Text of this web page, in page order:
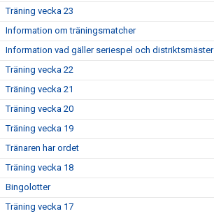
Träning vecka 23
Information om träningsmatcher
Information vad gäller seriespel och
Träning vecka 22
Träning vecka 21
Träning vecka 20
Träning vecka 19
Tränaren har ordet
Träning vecka 18
Bingolotter
Träning vecka 17